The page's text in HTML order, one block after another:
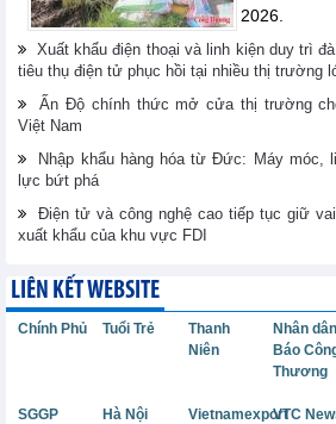
2026.
Xuất khẩu điện thoại và linh kiện duy trì
tiêu thụ điện tử phục hồi tại nhiều thị trường
Ấn Độ chính thức mở cửa thị trường
Việt Nam
Nhập khẩu hàng hóa từ Đức: Máy móc,
lực bứt phá
Điện tử và công nghệ cao tiếp tục giữ
xuất khẩu của khu vực FDI
LIÊN KẾT WEBSITE
Chính Phủ Tuổi Trẻ
Thanh
Niên
Nhân dân
Báo
Thương
SGGP
Hà Nội
VietnamexportVTC